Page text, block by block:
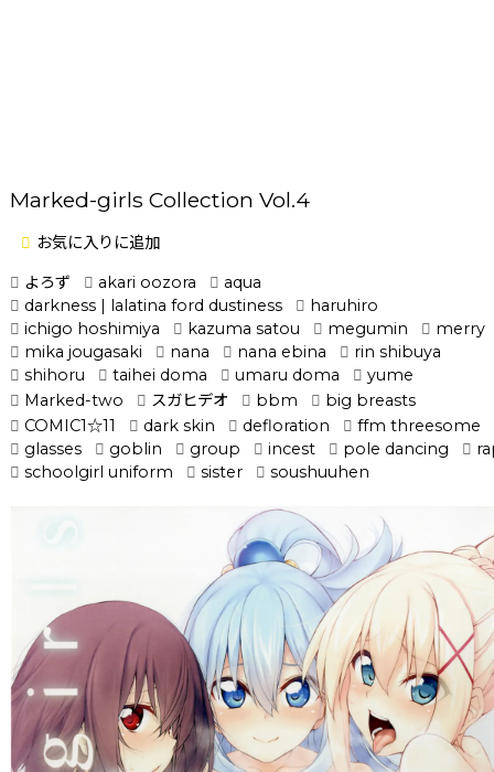
Marked-girls Collection Vol.4
お気に入りに追加
よろず
akari oozora
aqua
darkness | lalatina ford dustiness
haruhiro
ichigo hoshimiya
kazuma satou megumin
merry
mika jougasaki
nana nana ebina
rin shibuya
shihoru
taihei doma umaru doma
yume
Marked-two
スガヒデオ bbm
big breasts
COMIC1☆11
dark skin defloration
ffm threesome
glasses
goblin group incest pole dancing
schoolgirl uniform
sister soushuuhen